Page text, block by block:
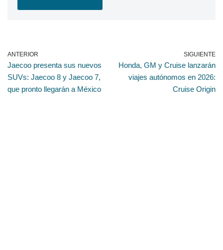
ANTERIOR
Jaecoo presenta sus nuevos
SUVs: Jaecoo 8 y Jaecoo 7,
que pronto llegarán a México
SIGUIENTE
Honda, GM y Cruise lanzarán
viajes autónomos en 2026:
Cruise Origin